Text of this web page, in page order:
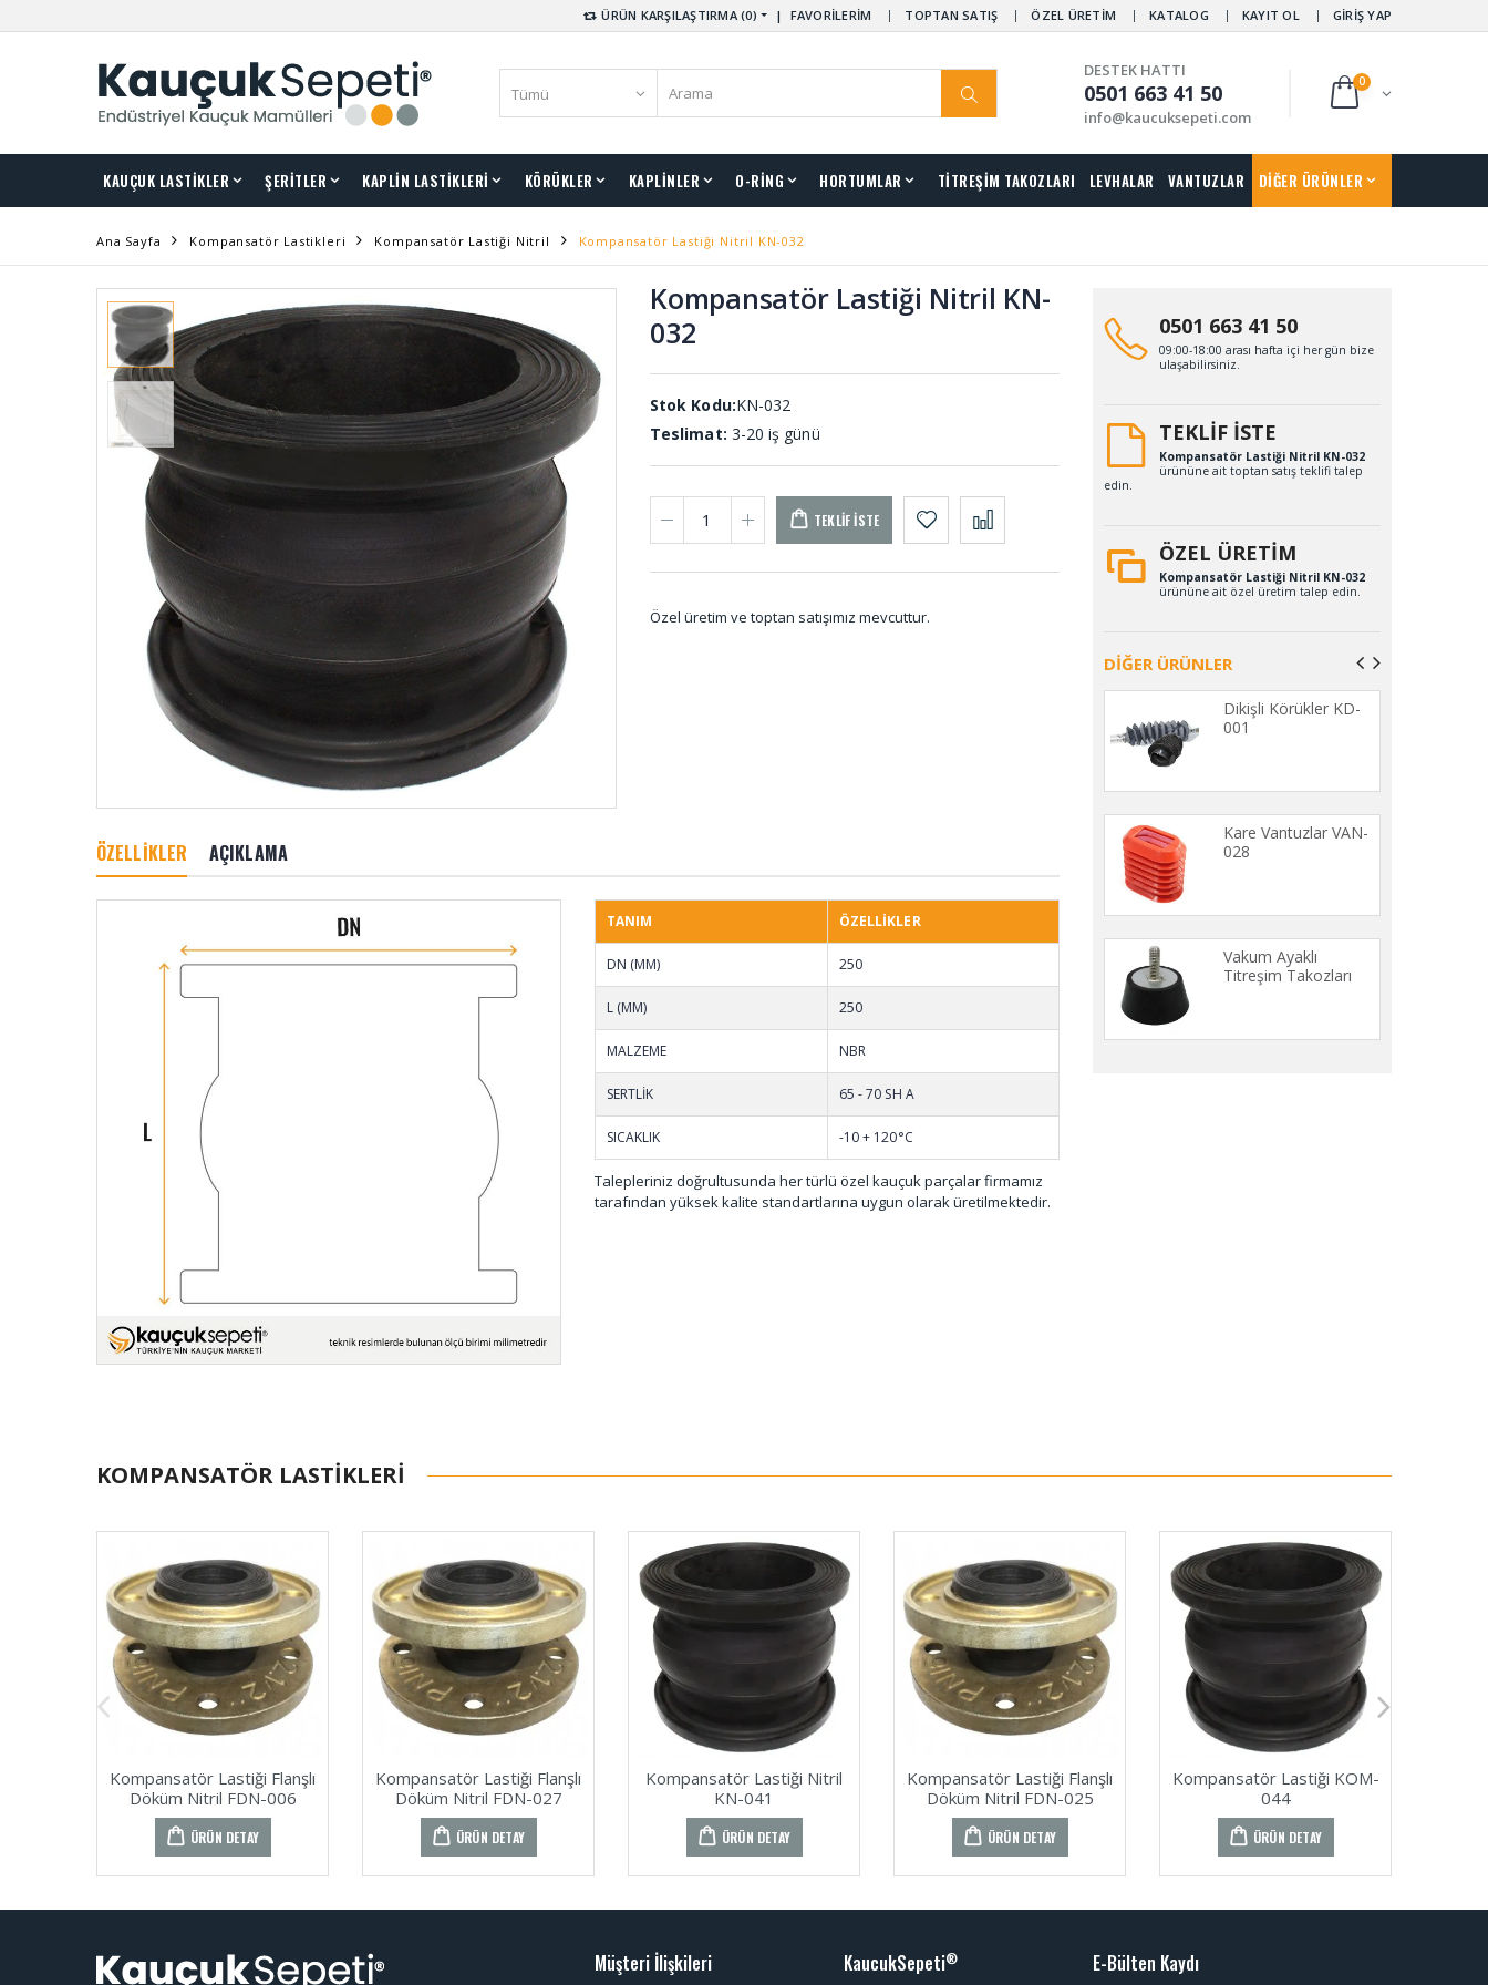
ÜRÜN KARŞILAŞTIRMA (0) | FAVORİLERİM TOPTAN SATIŞ ÖZEL ÜRETİM KATALOG KAYIT OL GİRİŞ YAP
DESTEK HATTI
0501 663 41 50
info@kaucuksepeti.com
0
KAUÇUK LASTİKLER ŞERİTLER KAPLİN LASTİKLERİ KÖRÜKLER KAPLİNLER O-RİNG HORTUMLAR TİTREŞİM TAKOZLARI LEVHALAR VANTUZLAR DİĞER ÜRÜNLER
Ana Sayfa Kompansatör Lastikleri Kompansatör Lastiği Nitril Kompansatör Lastiği Nitril KN-032
Kompansatör Lastiği Nitril KN-
032
Stok Kodu:KN-032
Teslimat: 3-20 iş günü
TEKLIF İSTE
Özel üretim ve toptan satışımız mevcuttur.
ÖZELLİKLER AÇIKLAMA
TANIM ÖZELLİKLER
DN (MM) 250
L (MM) 250
MALZEME NBR
SERTLİK 65 - 70 SH A
SICAKLIK -10 + 120°C
Talepleriniz doğrultusunda her türlü özel kauçuk parçalar firmamız
tarafından yüksek kalite standartlarına uygun olarak üretilmektedir.
0501 663 41 50
09:00-18:00 arası hafta içi her gün bize
ulaşabilirsiniz.
TEKLİF İSTE
Kompansatör Lastiği Nitril KN-032
ürününe ait toptan satış teklifi talep
edin.
ÖZEL ÜRETİM
Kompansatör Lastiği Nitril KN-032
ürününe ait özel üretim talep edin.
DİĞER ÜRÜNLER
Dikişli Körükler KD-
001
Kare Vantuzlar VAN-
028
Vakum Ayaklı
Titreşim Takozları
KOMPANSATÖR LASTIKLERI
Kompansatör Lastiği Flanşlı
Döküm Nitril FDN-006
ÜRÜN DETAY
Kompansatör Lastiği Flanşlı
Döküm Nitril FDN-027
ÜRÜN DETAY
Kompansatör Lastiği Nitril
KN-041
ÜRÜN DETAY
Kompansatör Lastiği Flanşlı
Döküm Nitril FDN-025
ÜRÜN DETAY
Kompansatör Lastiği KOM-
044
ÜRÜN DETAY
Müşteri İlişkileri KaucukSepeti® E-Bülten Kaydı